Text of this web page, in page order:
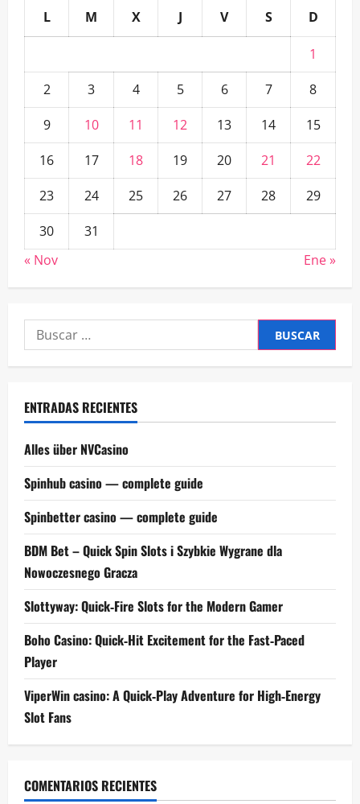
L M X J V S D
1
2
3 4 5 6 7
8
9
10 11 12 13 14
15
16
17 18 19 20 21
22
23
24 25 26 27 28
29
30
31
« Nov
Ene »
Buscar:
ENTRADAS RECIENTES
Alles über NVCasino
Spinhub casino — complete guide
Spinbetter casino — complete guide
BDM Bet – Quick Spin Slots i Szybkie Wygrane dla
Nowoczesnego Gracza
Slottyway: Quick‑Fire Slots for the Modern Gamer
Boho Casino: Quick‑Hit Excitement for the Fast‑Paced
Player
ViperWin casino: A Quick‑Play Adventure for High‑Energy
Slot Fans
COMENTARIOS RECIENTES